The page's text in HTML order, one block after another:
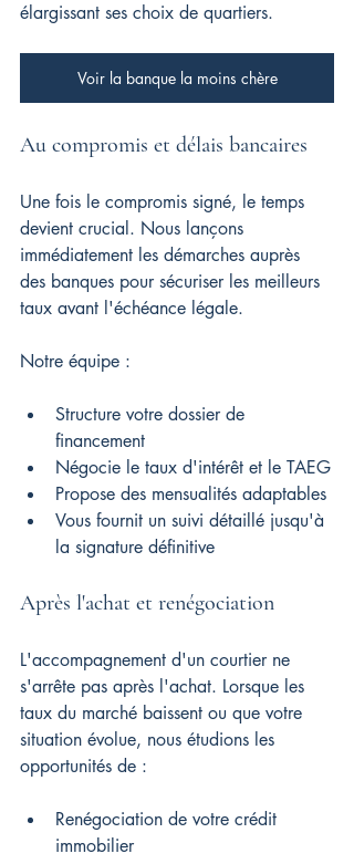
élargissant ses choix de quartiers.
Voir la banque la moins chère
Au compromis et délais bancaires
Une fois le compromis signé, le temps
devient crucial. Nous lançons
immédiatement les démarches auprès
des banques pour sécuriser les meilleurs
taux avant l'échéance légale.
Notre équipe :
Structure votre dossier de
financement
Négocie le taux d'intérêt et le TAEG
Propose des mensualités adaptables
Vous fournit un suivi détaillé jusqu'à
la signature définitive
Après l'achat et renégociation
L'accompagnement d'un courtier ne
s'arrête pas après l'achat. Lorsque les
taux du marché baissent ou que votre
situation évolue, nous étudions les
opportunités de :
Renégociation de votre crédit
immobilier